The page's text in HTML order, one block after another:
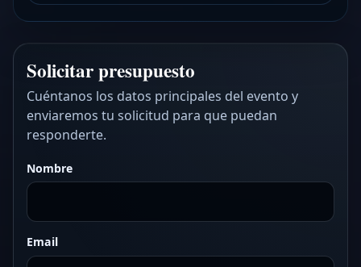
Solicitar presupuesto
Cuéntanos los datos principales del evento y
enviaremos tu solicitud para que puedan
responderte.
Nombre
Email